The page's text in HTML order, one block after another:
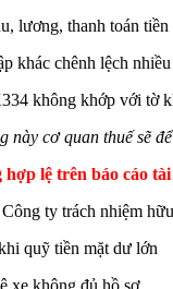
lương, thanh toán
khác chênh lệch
không khớp với tờ
này cơ quan thuế sẽ
lệ trên báo cáo
ty trách nhiệm
quỹ tiền mặt dư lớn
xe không đủ hồ sơ